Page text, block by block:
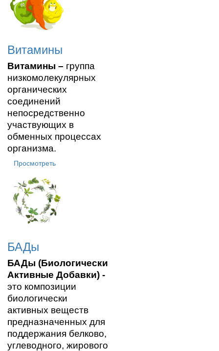
Витамины
Витамины – группа
низкомолекулярных
органических
соединений
непосредственно
участвующих в
обменных процессах
организма.
Просмотреть
БАДы
БАДы (Биологически
Активные Добавки) -
это композиции
биологически
активных веществ
предназначенных для
поддержания белково,
углеводного, жирового